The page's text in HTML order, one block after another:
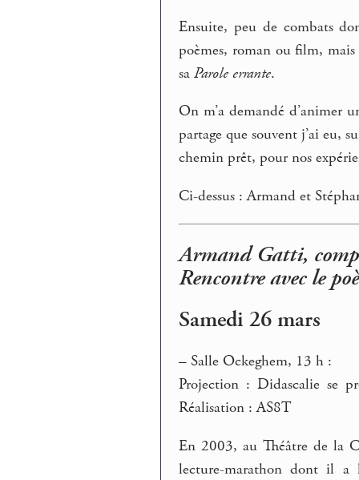
Ensuite, peu de combats
poèmes, roman ou film, mais
saParole errante.
On m’a demandé d’animer
partage que souvent j’ai eu,
chemin prêt, pour nos
Ci-dessus : Armand et
Armand Gatti,
Rencontre avec le
Samedi 26 mars
– Salle Ockeghem, 13 h :
Projection : Didascalie se
Réalisation : AS8T
En 2003, au Théâtre de la
lecture-marathon dont il a